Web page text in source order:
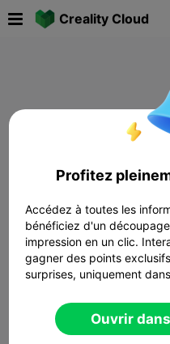
Creality Cloud
Profitez
Accédez à toutes les
bénéficiez d'un
impression en un clic.
gagner des points
surprises, uniquement
Ouvrir